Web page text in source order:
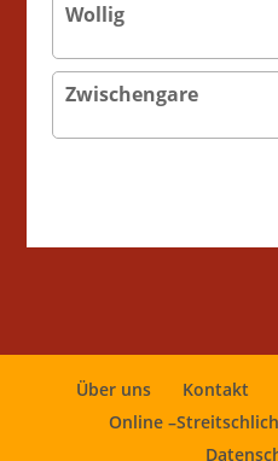
Wollig
Zwischengare
Über uns Kontakt
Online